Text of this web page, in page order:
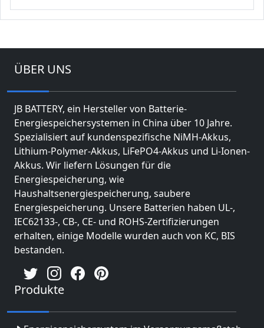
ÜBER UNS
JB BATTERY, ein Hersteller von Batterie-
Energiespeichersystemen in China über 10 Jahre.
Spezialisiert auf kundenspezifische NiMH-Akkus,
Lithium-Polymer-Akkus, LiFePO4-Akkus und Li-Ionen-
Akkus. Wir liefern Lösungen für die
Energiespeicherung, wie
Haushaltsenergiespeicherung, saubere
Energiespeicherung. Unsere Batterien haben UL-,
IEC62133-, CB-, CE- und ROHS-Zertifizierungen
erhalten, einige Modelle wurden auch von KC, BIS
bestanden.
Produkte